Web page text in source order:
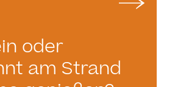
oder
am Strand